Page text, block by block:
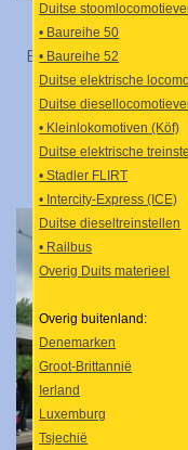
Op 12 mei 2012
Express. Links zien
station
kopmaken op het
Duitse
• Baureihe 50
• Baureihe 52
Duitse elektrische
Duitse
• Kleinlokomotiven (Köf)
Duitse elektrische
• Stadler FLIRT
• Intercity-Express (ICE)
Duitse dieseltreinstellen
• Railbus
Overig Duits materieel
Overig buitenland:
Denemarken
Groot-Brittannië
Ierland
Luxemburg
Tsjechië